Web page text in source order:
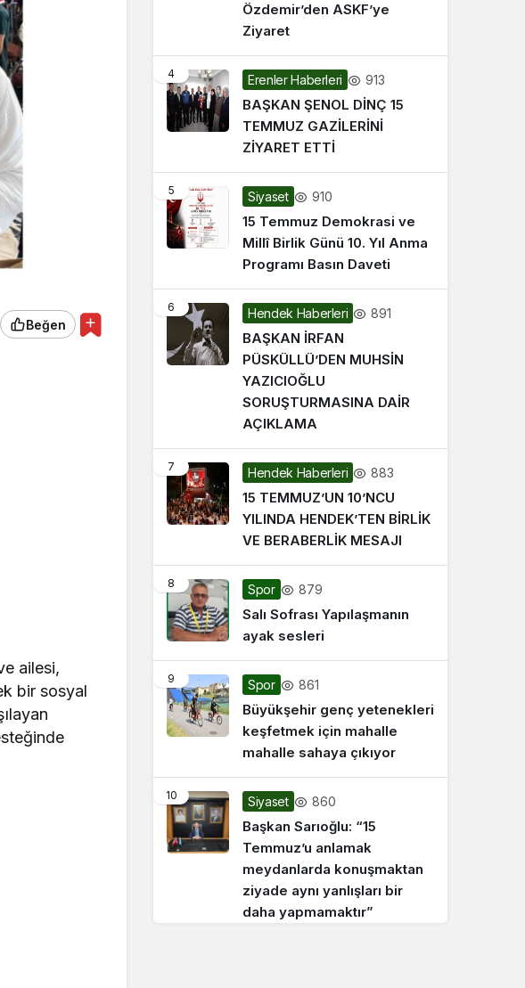
Beğen
ailesi,
bir sosyal
Özdemir’den ASKF’ye
Ziyaret
4 Erenler Haberleri 913
BAŞKAN ŞENOL DİNÇ 15
TEMMUZ GAZİLERİNİ
ZİYARET ETTİ
5 Siyaset 910
15 Temmuz Demokrasi ve
Millî Birlik Günü 10. Yıl Anma
Programı Basın Daveti
6 Hendek Haberleri 891
BAŞKAN İRFAN
PÜSKÜLLÜ’DEN MUHSİN
YAZICIOĞLU
SORUŞTURMASINA DAİR
AÇIKLAMA
7 Hendek Haberleri 883
15 TEMMUZ’UN 10’NCU
YILINDA HENDEK’TEN BİRLİK
VE BERABERLİK MESAJI
8 Spor 879
Salı Sofrası Yapılaşmanın
ayak sesleri
9 Spor 861
Büyükşehir genç yetenekleri
keşfetmek için mahalle
mahalle sahaya çıkıyor
10 Siyaset 860
Başkan Sarıoğlu: “15
Temmuz’u anlamak
meydanlarda konuşmaktan
ziyade aynı yanlışları bir
daha yapmamaktır”